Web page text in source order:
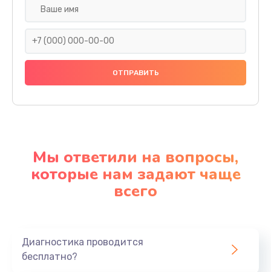
Мы ответили на вопросы,
которые нам задают чаще
всего
Диагностика проводится
бесплатно?